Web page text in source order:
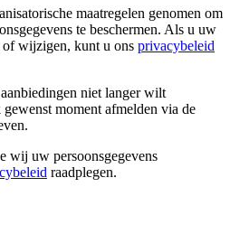
maatregelen genomen om
te beschermen. Als u uw
of wijzigen, kunt u ons privacybeleid
niet langer wilt
moment afmelden via de
wij uw persoonsgegevens
raadplegen.